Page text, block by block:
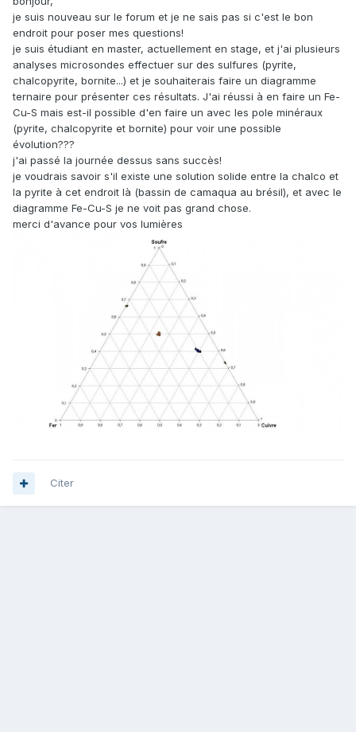
je suis nouveau sur le forum et je ne sais pas si c'est le bon
endroit pour poser mes questions!
je suis étudiant en master, actuellement en stage, et j'ai plusieurs
analyses microsondes effectuer sur des sulfures (pyrite,
chalcopyrite, bornite...) et je souhaiterais faire un diagramme
ternaire pour présenter ces résultats. J'ai réussi à en faire un Fe-
Cu-S mais est-il possible d'en faire un avec les pole minéraux
(pyrite, chalcopyrite et bornite) pour voir une possible
évolution???
j'ai passé la journée dessus sans succès!
je voudrais savoir s'il existe une solution solide entre la chalco et
la pyrite à cet endroit là (bassin de camaqua au brésil), et avec le
diagramme Fe-Cu-S je ne voit pas grand chose.
merci d'avance pour vos lumières
Citer